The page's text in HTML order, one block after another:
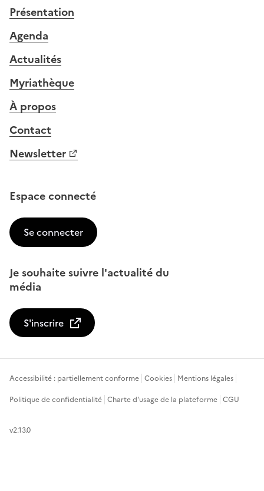
Présentation
Agenda
Actualités
Myriathèque
À propos
Contact
Newsletter
Espace connecté
Se connecter
Je souhaite suivre l'actualité du
média
S'inscrire
Accessibilité : partiellement conforme Cookies Mentions légales
Politique de confidentialité Charte d'usage de la plateforme CGU
v2.13.0